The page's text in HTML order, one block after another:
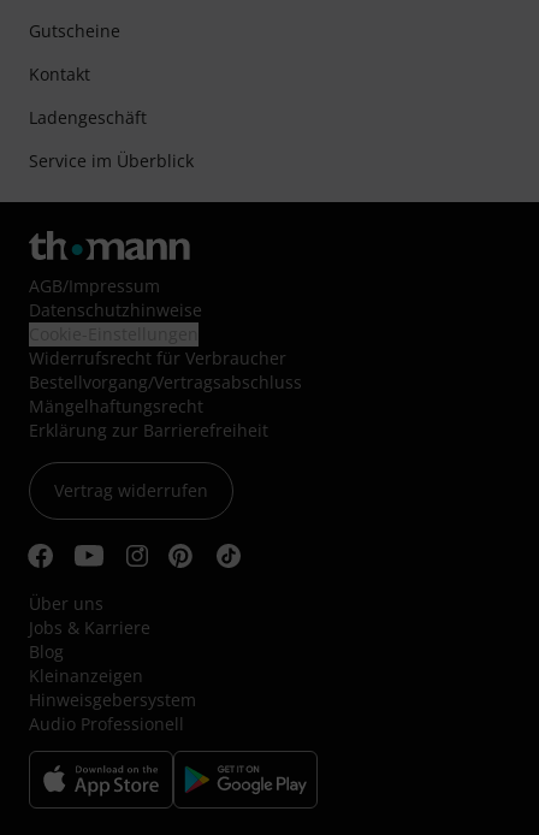
Gutscheine
Kontakt
Ladengeschäft
Service im Überblick
AGB/Impressum
Datenschutzhinweise
Widerrufsrecht für Verbraucher
Bestellvorgang/Vertragsabschluss
Mängelhaftungsrecht
Erklärung zur Barrierefreiheit
Vertrag widerrufen
Über uns
Jobs & Karriere
Blog
Kleinanzeigen
Hinweisgebersystem
Audio Professionell